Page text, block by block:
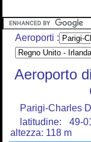
Aeroporti :
Aeroporto
Parigi-Charles
latitudine: 49-
altezza: 118 m